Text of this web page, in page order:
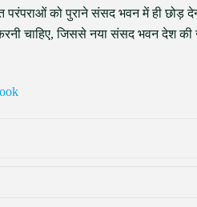
परंपराओं को पुराने संसद भवन में ही छोड़
चाहिए, जिससे नया संसद भवन देश